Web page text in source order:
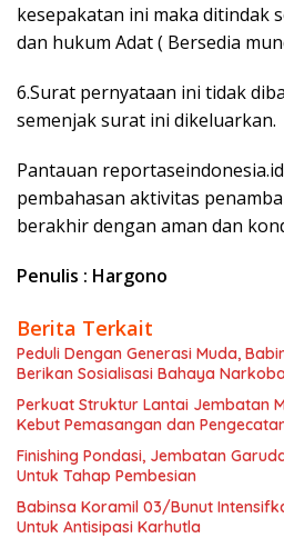
kesepakatan ini maka ditindak
dan hukum Adat ( Bersedia
6.Surat pernyataan ini tidak
semenjak surat ini dikeluarkan.
Pantauan
pembahasan aktivitas
berakhir dengan aman dan
Penulis : Hargono
Berita Terkait
Peduli Dengan Generasi Muda,
Berikan Sosialisasi Bahaya Narkoba
Perkuat Struktur Lantai Jembatan
Kebut Pemasangan dan
Finishing Pondasi, Jembatan
Untuk Tahap Pembesian
Babinsa Koramil 03/Bunut
Untuk Antisipasi Karhutla